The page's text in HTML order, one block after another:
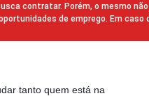
contratar. Porém, o mesmo
de emprego. Em caso
tanto quem está na